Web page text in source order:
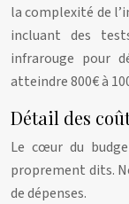
la complexité de
incluant des
infrarouge pour
atteindre 800€ à
Détail des
Le cœur du
proprement dits.
de dépenses.